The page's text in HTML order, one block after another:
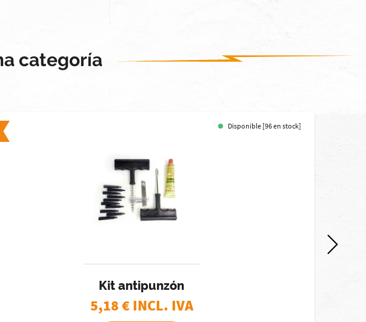
categoría
Disponible [96 en stock]
Kit antipunzón
5,18€ INCL. IVA